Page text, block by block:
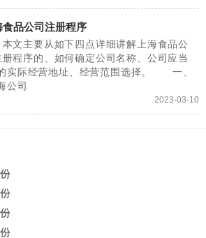
食品公司注册程序
主要从如下四点详细讲解上海食品公
册程序的、如何确定公司名称、公司应当
实际经营地址、经营范围选择。 一、
司
2023-03-10